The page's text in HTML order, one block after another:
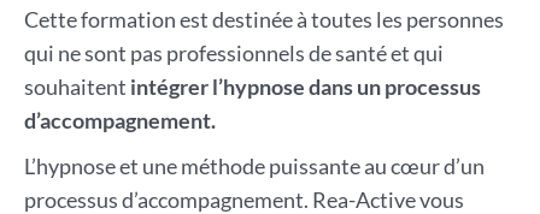
Cette formation est destinée à toutes les personnes
qui ne sont pas professionnels de santé et qui
souhaitent intégrer l’hypnose dans un processus
d’accompagnement.
L’hypnose et une méthode puissante au cœur d’un
processus d’accompagnement. Rea-Active vous